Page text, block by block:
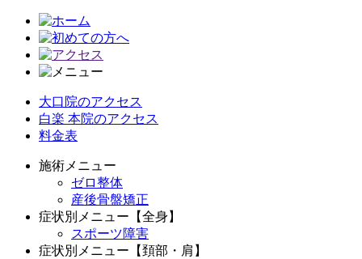
大口院のアクセス
白楽 本院のアクセス
料金表
施術メニュー
ゼロ整体
産後骨盤矯正
症状別メニュー【全身】
スポーツ障害
症状別メニュー【頚部・肩】